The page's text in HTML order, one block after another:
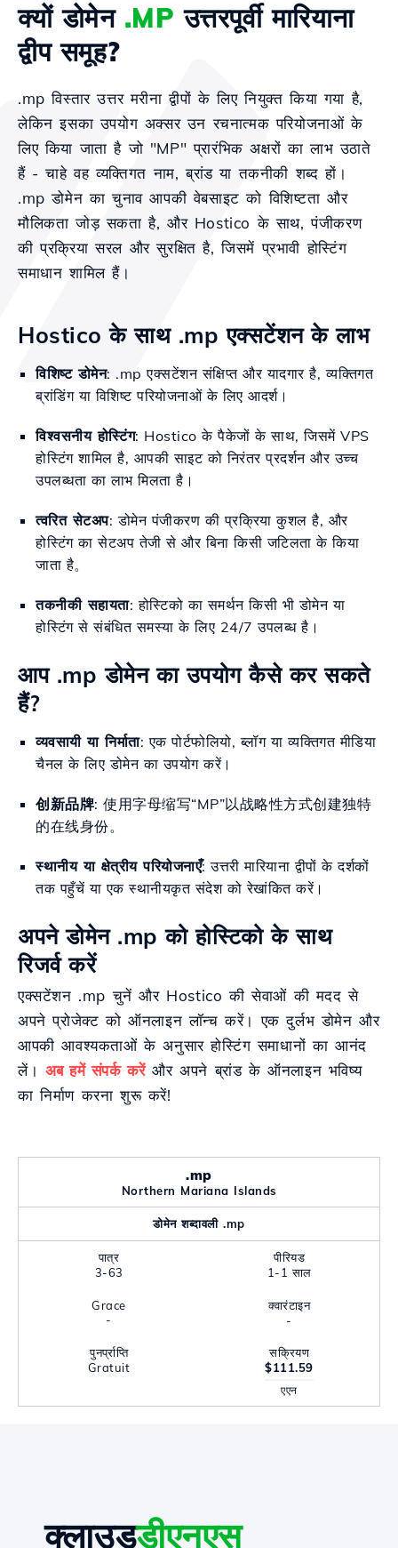
क्यों डोमेन .MP उत्तरपूर्वी मारियाना
द्वीप समूह?
.mp विस्तार उत्तर मरीना द्वीपों के लिए नियुक्त किया गया है,
लेकिन इसका उपयोग अक्सर उन रचनात्मक परियोजनाओं के
लिए किया जाता है जो "MP" प्रारंभिक अक्षरों का लाभ उठाते
हैं - चाहे वह व्यक्तिगत नाम, ब्रांड या तकनीकी शब्द हों।
.mp डोमेन का चुनाव आपकी वेबसाइट को विशिष्टता और
मौलिकता जोड़ सकता है, और Hostico के साथ, पंजीकरण
की प्रक्रिया सरल और सुरक्षित है, जिसमें प्रभावी होस्टिंग
समाधान शामिल हैं।
Hostico के साथ .mp एक्सटेंशन के लाभ
विशिष्ट डोमेन: .mp एक्सटेंशन संक्षिप्त और यादगार है, व्यक्तिगत
ब्रांडिंग या विशिष्ट परियोजनाओं के लिए आदर्श।
विश्वसनीय होस्टिंग: Hostico के पैकेजों के साथ, जिसमें VPS
होस्टिंग शामिल है, आपकी साइट को निरंतर प्रदर्शन और उच्च
उपलब्धता का लाभ मिलता है।
त्वरित सेटअप: डोमेन पंजीकरण की प्रक्रिया कुशल है, और
होस्टिंग का सेटअप तेजी से और बिना किसी जटिलता के किया
जाता है。
तकनीकी सहायता: होस्टिको का समर्थन किसी भी डोमेन या
होस्टिंग से संबंधित समस्या के लिए 24/7 उपलब्ध है।
आप .mp डोमेन का उपयोग कैसे कर सकते
हैं?
व्यवसायी या निर्माता: एक पोर्टफोलियो, ब्लॉग या व्यक्तिगत मीडिया
चैनल के लिए डोमेन का उपयोग करें।
创新品牌: 使用字母缩写“MP”以战略性方式创建独特
的在线身份。
स्थानीय या क्षेत्रीय परियोजनाएँ: उत्तरी मारियाना द्वीपों के दर्शकों
तक पहुँचें या एक स्थानीयकृत संदेश को रेखांकित करें।
अपने डोमेन .mp को होस्टिको के साथ
रिजर्व करें
एक्सटेंशन .mp चुनें और Hostico की सेवाओं की मदद से
अपने प्रोजेक्ट को ऑनलाइन लॉन्च करें। एक दुर्लभ डोमेन और
आपकी आवश्यकताओं के अनुसार होस्टिंग समाधानों का आनंद
लें। अब हमें संपर्क करेंऔर अपने ब्रांड के ऑनलाइन भविष्य
का निर्माण करना शुरू करें!
.mp
Northern Mariana Islands
डोमेन शब्दावली .mp
पात्र
3-63
पीरियड
1-1 साल
Grace
-
क्वारंटाइन
-
पुनर्प्राप्ति
Gratuit
सक्रियण
$111.59
एएन
क्लाउडडीएनएस